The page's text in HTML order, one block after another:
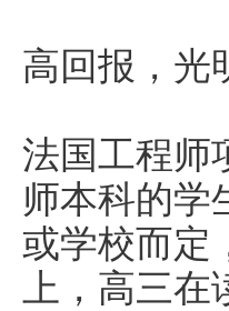
高回报，光
法国工程师
师本科的学
或学校而定
上，高三在